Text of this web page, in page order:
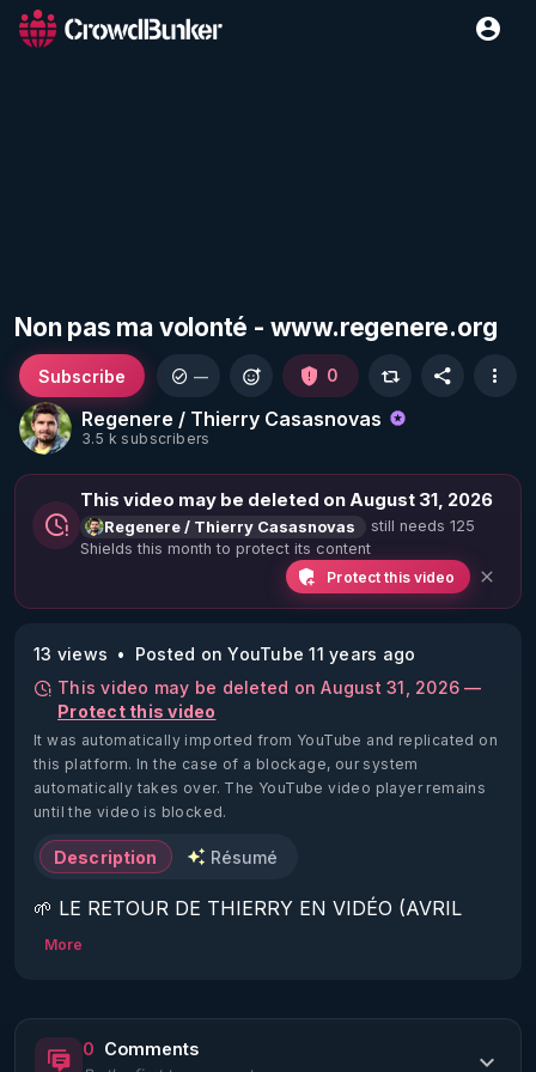
Non pas ma volonté - www.regenere.org
Regenere / Thierry Casasnovas
3.5 k subscribers
Subscribe — 0
This video may be deleted on August 31, 2026
Regenere / Thierry Casasnovas
still needs 125
Shields this month to protect its content
Protect this video
13 views
Posted on YouTube 11 years ago
This video may be deleted on August 31, 2026 —
Protect this video
It was automatically imported from YouTube and replicated on
this platform. In the case of a blockage, our system
automatically takes over. The YouTube video player remains
until the video is blocked.
Description Résumé
🌱 LE RETOUR DE THIERRY EN VIDÉO (AVRIL
2022)!
https://www.rgnr.fr/presentation.html
More
0 Comments